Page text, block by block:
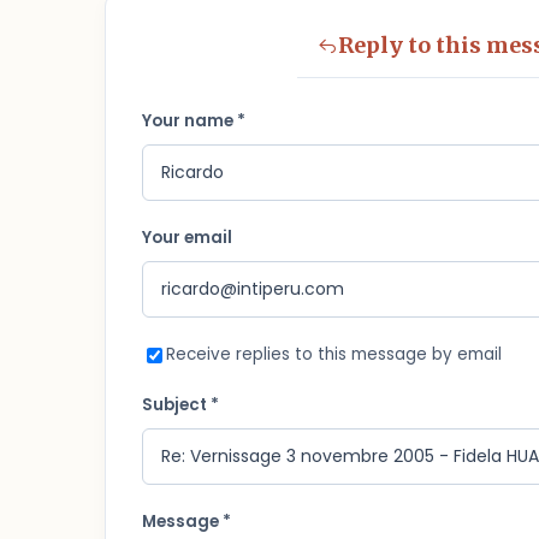
Reply to this
Your name *
Your email
Receive replies to this message by email
Subject *
Message *